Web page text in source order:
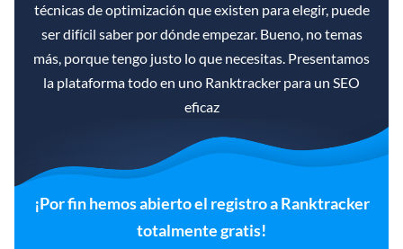
técnicas de optimización que existen para elegir, puede
ser difícil saber por dónde empezar. Bueno, no temas
más, porque tengo justo lo que necesitas. Presentamos
la plataforma todo en uno Ranktracker para un SEO
eficaz
¡Por fin hemos abierto el registro a Ranktracker
totalmente gratis!